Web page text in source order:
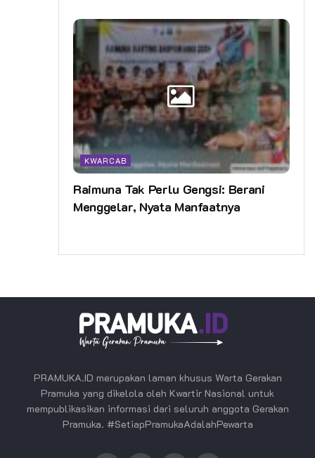
KWARCAB
Raimuna Tak Perlu Gengsi: Berani
Menggelar, Nyata Manfaatnya
PRAMUKA.ID merupakan laman khusus Warta Gerakan
Pramuka yang dikelola oleh Kwartir Nasional untuk
mempublikasikan informasi dari seluruh anggota Gerakan
Pramuka. #SetiapPramukaAdalahPewarta